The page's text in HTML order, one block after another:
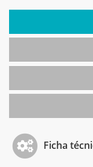
Ficha